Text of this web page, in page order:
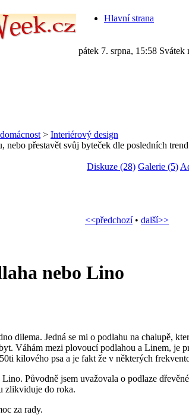
Hlavní strana
pátek 7. srpna, 15:58 Svátek
> Interiérový design
nebo přestavět svůj byteček dle posledních
Diskuze (28) Galerie (5)
<<předchozí• další>>
nebo Lino
dilema. Jedná se mi o podlahu na chalupě,
Váhám mezi plovoucí podlahou a Linem, je
kilového psa a je fakt že v některých
Původně jsem uvažovala o podlaze
zlikviduje do roka.
za rady.